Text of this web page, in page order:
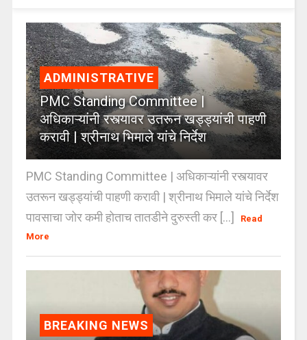
ADMINISTRATIVE
PMC Standing Committee |
अधिकाऱ्यांनी रस्त्यावर उतरून खड्ड्यांची पाहणी
करावी | श्रीनाथ भिमाले यांचे निर्देश
PMC Standing Committee | अधिकाऱ्यांनी रस्त्यावर
उतरून खड्ड्यांची पाहणी करावी | श्रीनाथ भिमाले यांचे निर्देश
पावसाचा जोर कमी होताच तातडीने दुरुस्ती कर [...]
Read
More
BREAKING NEWS